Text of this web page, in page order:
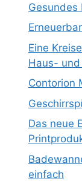
Gesundes
Eine
Haus-
Contorion
Das neue
einfach